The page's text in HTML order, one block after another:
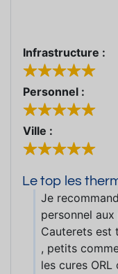
Infrastructure :
Personnel :
Ville :
Le top les
Je
personnel
Cauterets est
, petits
les cures